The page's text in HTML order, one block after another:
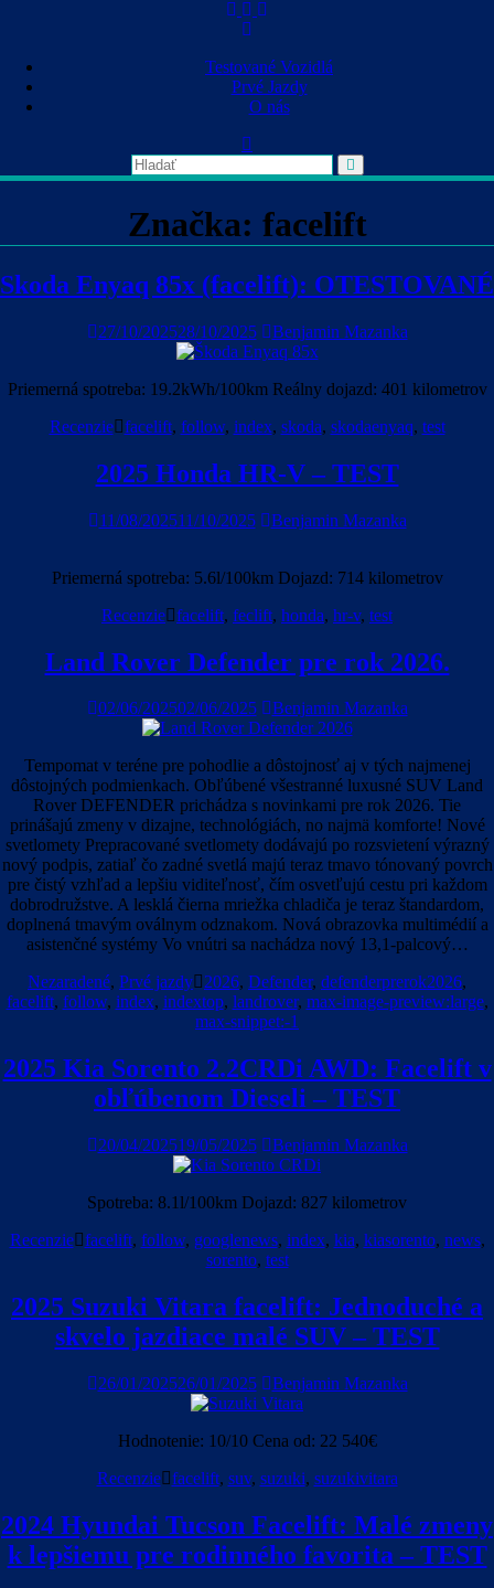
Skip
to
Testované Vozidlá
Prvé Jazdy
O nás
Značka: facelift
Skoda Enyaq 85x (facelift): OTESTOVANÉ
27/10/202528/10/2025 Benjamin Mazanka
Priemerná spotreba: 19.2kWh/100km Reálny dojazd: 401 kilometrov
Recenzie
facelift, follow, index, skoda, skodaenyaq, test
2025 Honda HR-V – TEST
11/08/202511/10/2025 Benjamin Mazanka
Priemerná spotreba: 5.6l/100km Dojazd: 714 kilometrov
Recenzie facelift, feclift, honda, hr-v, test
Land Rover Defender pre rok 2026.
02/06/202502/06/2025 Benjamin Mazanka
Tempomat v teréne pre pohodlie a dôstojnosť aj v tých najmenej
dôstojných podmienkach. Obľúbené všestranné luxusné SUV Land
Rover DEFENDER prichádza s novinkami pre rok 2026. Tie
prinášajú zmeny v dizajne, technológiách, no najmä komforte! Nové
svetlomety Prepracované svetlomety dodávajú po rozsvietení výrazný
nový podpis, zatiaľ čo zadné svetlá majú teraz tmavo tónovaný povrch
pre čistý vzhľad a lepšiu viditeľnosť, čím osvetľujú cestu pri každom
dobrodružstve. A lesklá čierna mriežka chladiča je teraz štandardom,
doplnená tmavým oválnym odznakom. Nová obrazovka multimédií a
asistenčné systémy Vo vnútri sa nachádza nový 13,1-palcový…
Nezaradené, Prvé jazdy 2026, Defender, defenderprerok2026,
facelift, follow, index, indextop, landrover, max-image-preview:large,
max-snippet:-1
2025 Kia Sorento 2.2CRDi AWD: Facelift v
obľúbenom Dieseli – TEST
20/04/202519/05/2025 Benjamin Mazanka
Spotreba: 8.1l/100km Dojazd: 827 kilometrov
Recenzie
facelift, follow, googlenews, index, kia, kiasorento, news,
sorento, test
2025 Suzuki Vitara facelift: Jednoduché a
skvelo jazdiace malé SUV – TEST
26/01/202526/01/2025 Benjamin Mazanka
Hodnotenie: 10/10 Cena od: 22 540€
Recenzie
facelift, suv, suzuki, suzukivitara
2024 Hyundai Tucson Facelift: Malé zmeny
k lepšiemu pre rodinného favorita – TEST